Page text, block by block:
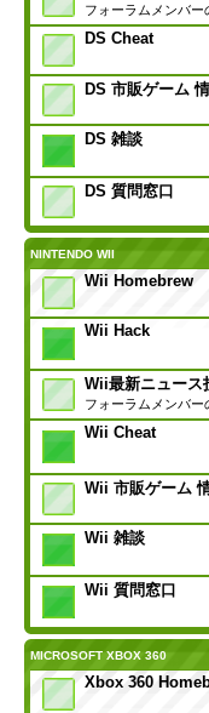
フォーラムメンバー
DS Cheat
DS 市販ゲーム
DS 雑談
DS 質問窓口
NINTENDO WII
Wii Homebrew
Wii Hack
Wii最新ニュース
フォーラムメンバー
Wii Cheat
Wii 市販ゲーム
Wii 雑談
Wii 質問窓口
MICROSOFT XBOX 360
Xbox 360